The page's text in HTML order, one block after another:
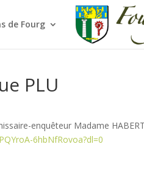
de Fourg
PLU
enquêteur Madame
6hbNfRovoa?dl=0